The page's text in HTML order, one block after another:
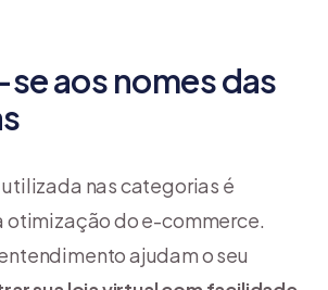
aos nomes das
nas categorias é
otimização do e-commerce.
ajudam o seu